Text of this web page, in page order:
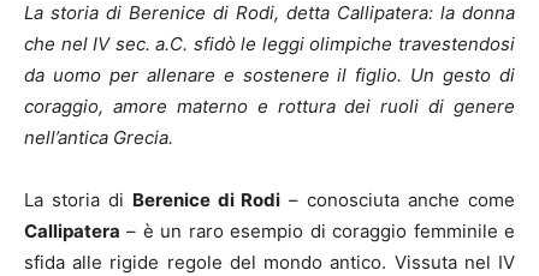
La storia di Berenice di Rodi, detta Callipatera: la donna
che nel IV sec. a.C. sfidò le leggi olimpiche travestendosi
da uomo per allenare e sostenere il figlio. Un gesto di
coraggio, amore materno e rottura dei ruoli di genere
nell’antica Grecia.
La storia di Berenice di Rodi – conosciuta anche come
Callipatera – è un raro esempio di coraggio femminile e
sfida alle rigide regole del mondo antico. Vissuta nel IV